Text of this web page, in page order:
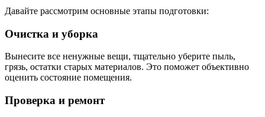
Давайте рассмотрим основные этапы подготовки:
Очистка и уборка
Вынесите все ненужные вещи, тщательно уберите пыль,
грязь, остатки старых материалов. Это поможет объективно
оценить состояние помещения.
Проверка и ремонт